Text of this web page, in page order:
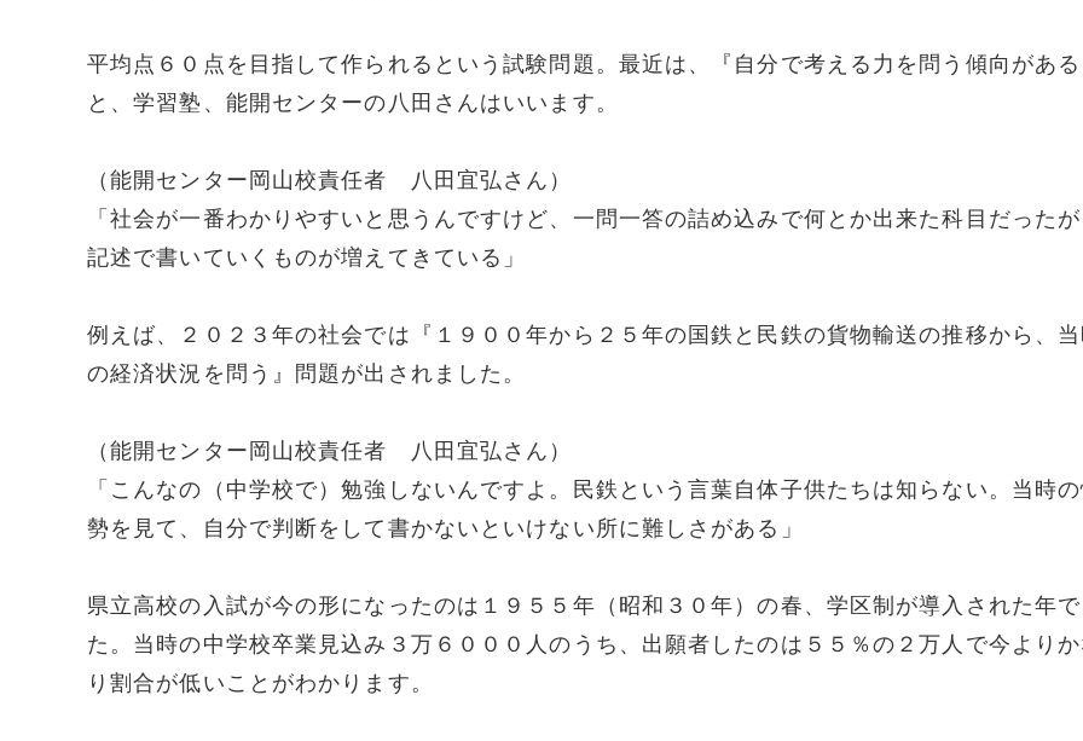
平均点６０点を目指して作られるという試験問題。最近は、『自分で考える力を問う傾向があ
と、学習塾、能開センターの八田さんはいいます。
（能開センター岡山校責任者 八田宜弘さん）
「社会が一番わかりやすいと思うんですけど、一問一答の詰め込みで何とか出来た科目だった
記述で書いていくものが増えてきている」
例えば、２０２３年の社会では『１９００年から２５年の国鉄と民鉄の貨物輸送の推移から、
の経済状況を問う』問題が出されました。
（能開センター岡山校責任者 八田宜弘さん）
「こんなの（中学校で）勉強しないんですよ。民鉄という言葉自体子供たちは知らない。当時
勢を見て、自分で判断をして書かないといけない所に難しさがある」
県立高校の入試が今の形になったのは１９５５年（昭和３０年）の春、学区制が導入された年
た。当時の中学校卒業見込み３万６０００人のうち、出願者したのは５５％の２万人で今より
り割合が低いことがわかります。